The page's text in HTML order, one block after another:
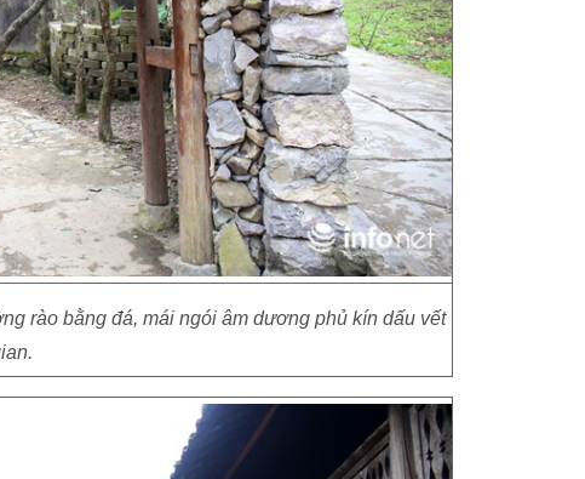
rào bằng đá, mái ngói âm dương phủ kín dấu vết